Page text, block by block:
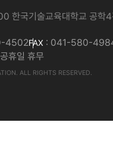
한국기술교육대학교 공학4
4502FAX : 041-580-
휴일 휴무
ALL RIGHTS RESERVED.